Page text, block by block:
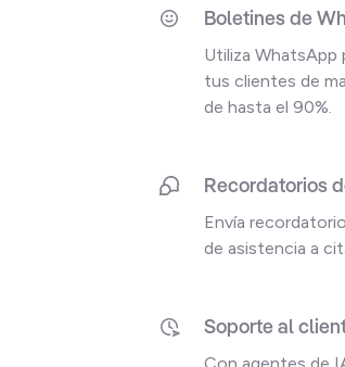
Boletines de
Utiliza WhatsApp
tus clientes de
de hasta el 90%.
Recordatorios
Envía
de asistencia a
Soporte al